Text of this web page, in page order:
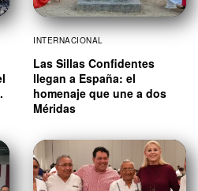
INTERNACIONAL
Las Sillas Confidentes
llegan a España: el
homenaje que une a dos
Méridas